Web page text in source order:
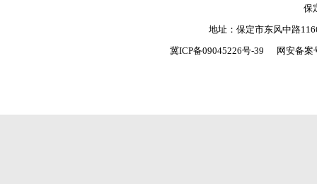
保
地址：保定市东风中路
冀ICP备09045226号-39
网安备案